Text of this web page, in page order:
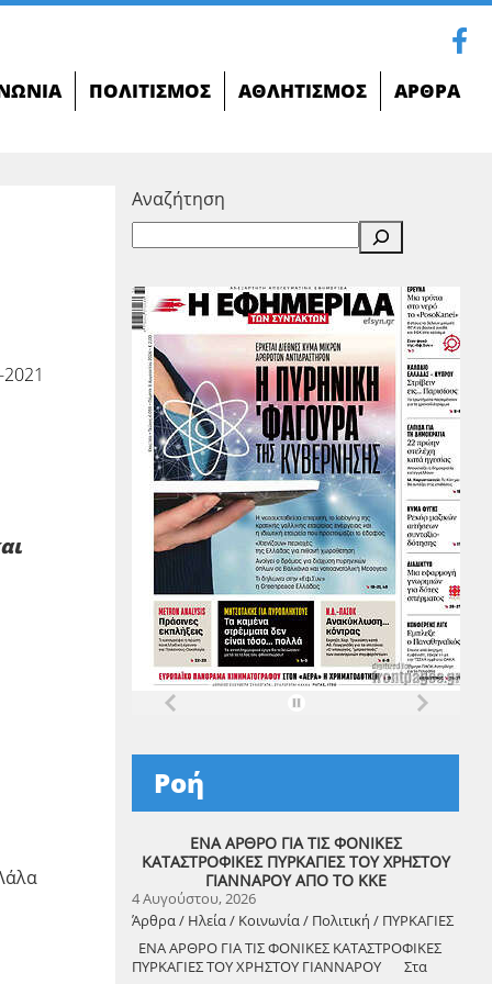
ΠΟΛΙΤΙΣΜΌΣ ΑΘΛΗΤΙΣΜΌΣ ΆΡΘΡΑ
Αναζήτηση
Ροή
ΕΝΑ ΑΡΘΡΟ ΓΙΑ ΤΙΣ ΦΟΝΙΚΕΣ
ΚΑΤΑΣΤΡΟΦΙΚΕΣ ΠΥΡΚΑΓΙΕΣ ΤΟΥ ΧΡΗΣΤΟΥ
ΓΙΑΝΝΑΡΟΥ ΑΠΟ ΤΟ ΚΚΕ
4 Αυγούστου, 2026
Άρθρα / Ηλεία / Κοινωνία / Πολιτική / ΠΥΡΚΑΓΙΕΣ
ΕΝΑ ΑΡΘΡΟ ΓΙΑ ΤΙΣ ΦΟΝΙΚΕΣ ΚΑΤΑΣΤΡΟΦΙΚΕΣ
ΠΥΡΚΑΓΙΕΣ ΤΟΥ ΧΡΗΣΤΟΥ ΓΙΑΝΝΑΡΟΥ Στα